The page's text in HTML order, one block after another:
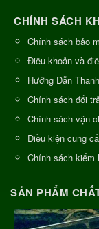
CHÍNH SÁCH
Chính sách bảo
Điều khoản và
Hướng Dẫn
Chính sách đổi
Chính sách vận
Điều kiện cung
Chính sách kiểm
SẢN PHẨM